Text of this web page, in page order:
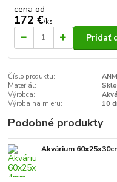
cena od
172 €/ks
Pridať
Číslo produktu:
Materiál:
Sklo
Výrobca:
Výroba na mieru:
10
Podobné produkty
Akvárium